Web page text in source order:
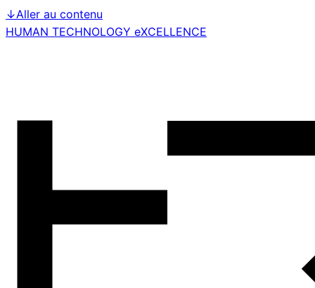
↓Aller au contenu
HUMAN TECHNOLOGY eXCELLENCE